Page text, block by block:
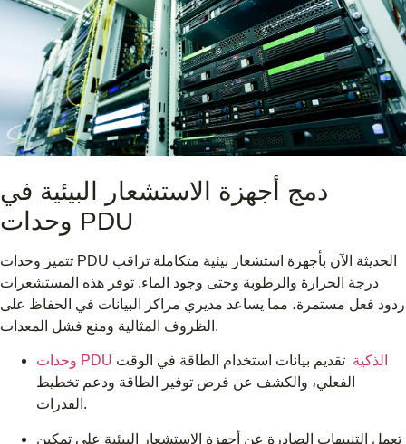
دمج أجهزة الاستشعار البيئية في
وحدات PDU
تتميز وحدات PDU الحديثة الآن بأجهزة استشعار بيئية متكاملة تراقب
درجة الحرارة والرطوبة وحتى وجود الماء. توفر هذه المستشعرات
ردود فعل مستمرة، مما يساعد مديري مراكز البيانات في الحفاظ على
الظروف المثالية ومنع فشل المعدات.
وحدات PDU الذكية تقديم بيانات استخدام الطاقة في الوقت
الفعلي، والكشف عن فرص توفير الطاقة ودعم تخطيط
القدرات.
تعمل التنبيهات الصادرة عن أجهزة الاستشعار البيئية على تمكين